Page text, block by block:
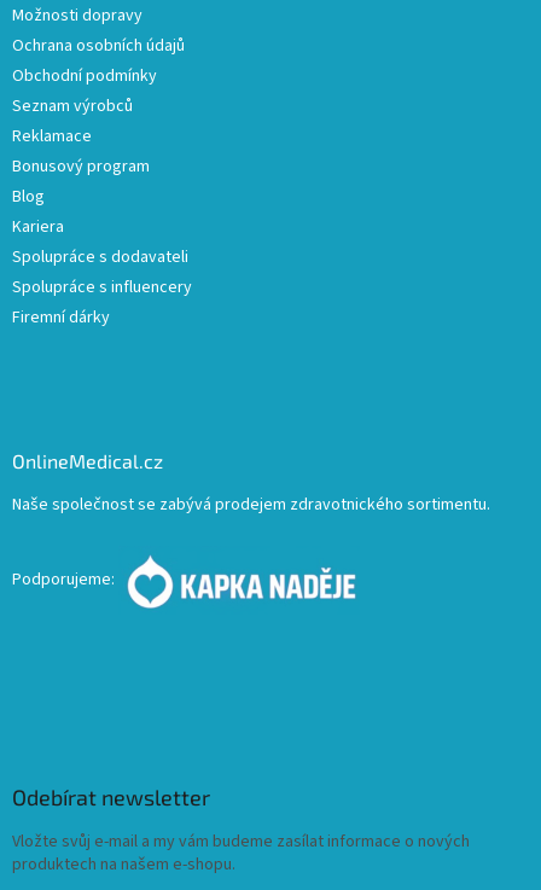
Možnosti dopravy
Ochrana osobních údajů
Obchodní podmínky
Seznam výrobců
Reklamace
Bonusový program
Blog
Kariera
Spolupráce s dodavateli
Spolupráce s influencery
Firemní dárky
OnlineMedical.cz
Naše společnost se zabývá prodejem zdravotnického sortimentu.
Podporujeme:
Odebírat newsletter
Vložte svůj e-mail a my vám budeme zasílat informace o nových
produktech na našem e-shopu.